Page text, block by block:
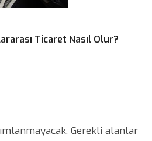
Ticaret Nasıl Olur?
Gerekli alanlar